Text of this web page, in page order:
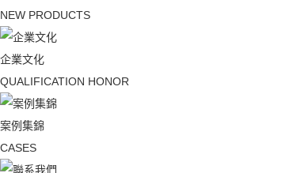
NEW PRODUCTS
企業文化
QUALIFICATION HONOR
案例集錦
CASES